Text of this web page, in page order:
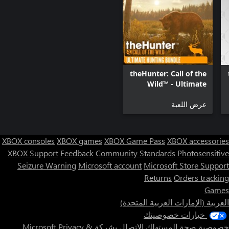
theHunter: Call of the
Wild™ - Ultimate
عرض اللعبة
XBOX consoles XBOX games XBOX Game Pass XBOX accessories
XBOX Support FeedbackCommunity Standards Photosensitive
Seizure Warning Microsoft account Microsoft Store Support
Returns Orders tracking
Games
العربية (الإمارات العربية المتحدة)
خيارات خصوصيتك
خصوصية صحة المستهلك الاتصال بشركة Microsoft Privacy &